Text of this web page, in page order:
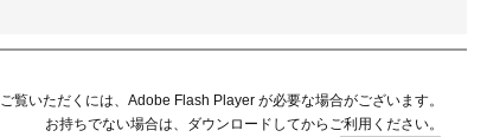
覧いただくには、Adobe Flash Player が必要な場合がございます。
お持ちでない場合は、ダウンロードしてからご利用ください。